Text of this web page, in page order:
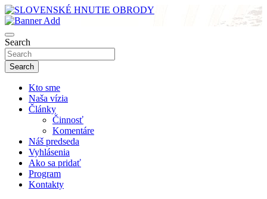
Skip
to
content
SLOVENSKÉ HNUTIE OBRODY
Search
Search
Kto sme
Naša vízia
Články
Činnosť
Komentáre
Náš predseda
Vyhlásenia
Ako sa pridať
Program
Kontakty